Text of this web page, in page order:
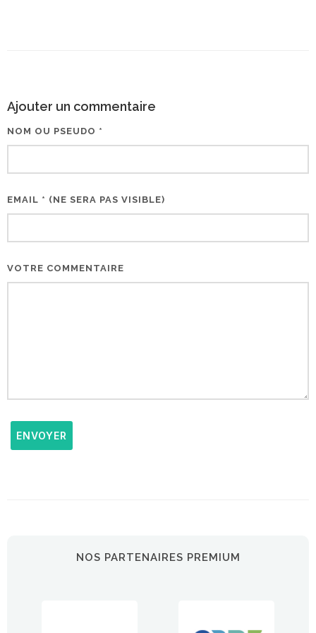
Ajouter un commentaire
NOM OU PSEUDO *
EMAIL * (NE SERA PAS VISIBLE)
VOTRE COMMENTAIRE
ENVOYER
NOS PARTENAIRES PREMIUM